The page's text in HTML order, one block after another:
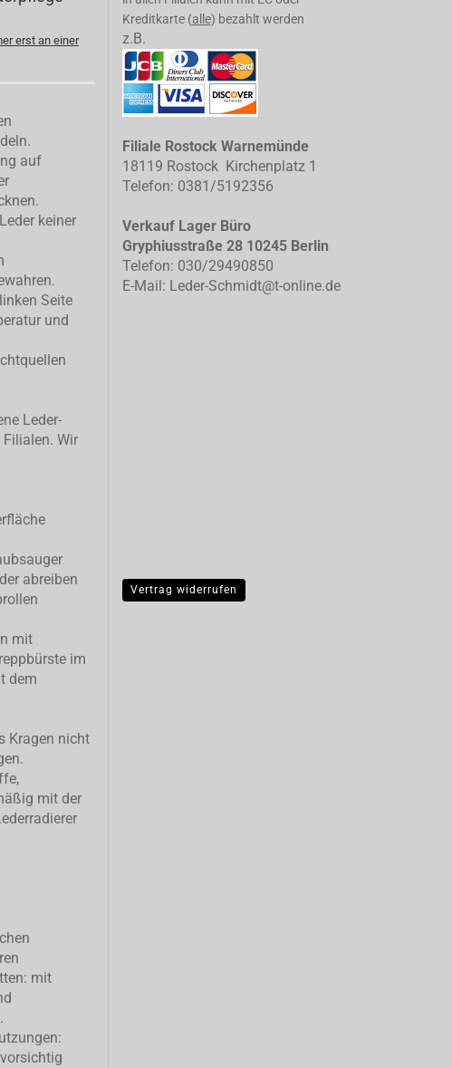
erst an einer
auf
keiner
Seite
und
Leder-
Wir
abreiben
mit
im
dem
Kragen nicht
mit der
mit
Kreditkarte (alle) bezahlt werden
z.B.
Filiale Rostock Warnemünde
18119 Rostock Kirchenplatz 1
Telefon: 0381/5192356
Verkauf Lager Büro
Gryphiusstraße 28 10245 Berlin
Telefon: 030/29490850
E-Mail: Leder-Schmidt@t-online.de
Vertrag widerrufen